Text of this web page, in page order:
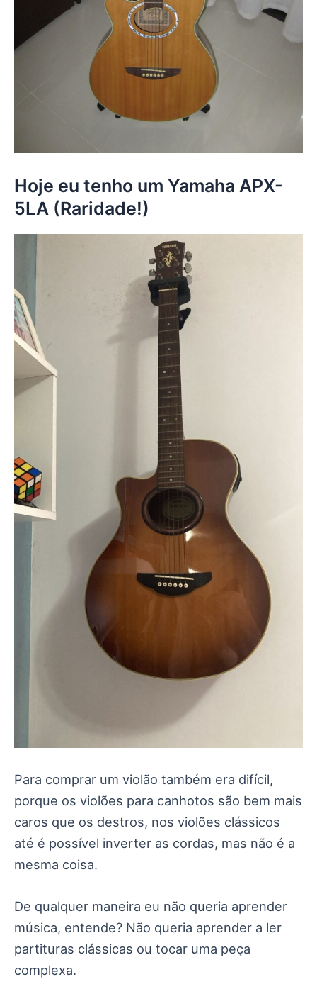
Hoje eu tenho um Yamaha APX-
5LA (Raridade!)
Para comprar um violão também era difícil,
porque os violões para canhotos são bem mais
caros que os destros, nos violões clássicos
até é possível inverter as cordas, mas não é a
mesma coisa.
De qualquer maneira eu não queria aprender
música, entende? Não queria aprender a ler
partituras clássicas ou tocar uma peça
complexa.